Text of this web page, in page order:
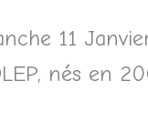
11
nés en